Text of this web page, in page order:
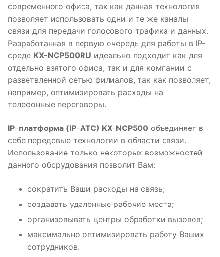
современного офиса, так как данная технология
позволяет использовать одни и те же каналы
связи для передачи голосового трафика и данных.
Разработанная в первую очередь для работы в IP-
среде KX-NCP500RU идеально подходит как для
отдельно взятого офиса, так и для компании с
разветвленной сетью филиалов, так как позволяет,
например, оптимизировать расходы на
телефонные переговоры.
IP-платформа (IP-АТС) KX-NCP500 объединяет в
себе передовые технологии в области связи.
Использование только некоторых возможностей
данного оборудования позволит Вам:
сократить Ваши расходы на связь;
создавать удаленные рабочие места;
организовывать центры обработки вызовов;
максимально оптимизировать работу Ваших
сотрудников.